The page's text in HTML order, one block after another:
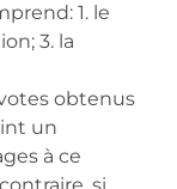
1. le
3. la
obtenus
un
à ce